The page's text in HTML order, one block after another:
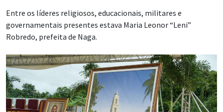
Entre os líderes religiosos, educacionais, militares e
governamentais presentes estava Maria Leonor “Leni”
Robredo, prefeita de Naga.